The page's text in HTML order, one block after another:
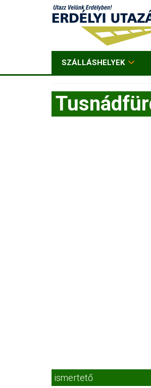
SZÁLLÁSHELYEK
ismertető